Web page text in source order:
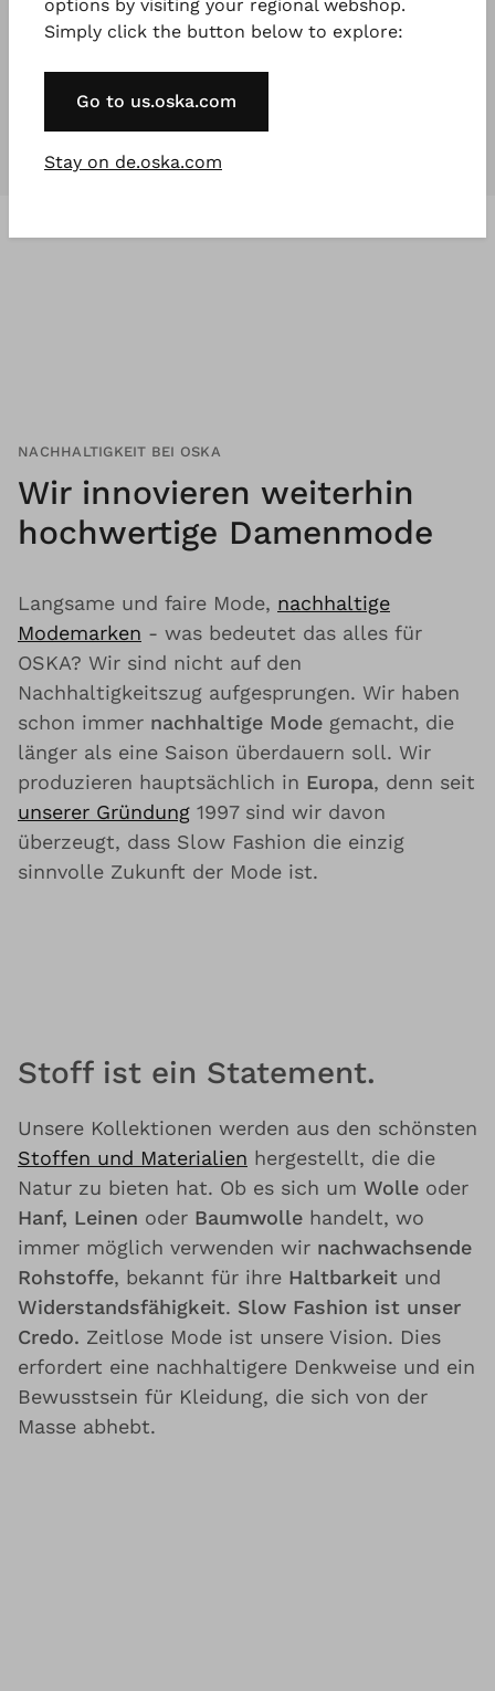
Unsere Kollektionensind fürjeden
der etwas Besonderes will.
NACHHALTIGKEIT BEI OSKA
Wir innovieren weiterhin
hochwertige Damenmode
Langsame und faire Mode, nachhaltige
Modemarken - was bedeutet das alles für
OSKA? Wir sind nicht auf den
Nachhaltigkeitszug aufgesprungen. Wir haben
schon immer nachhaltige Mode gemacht, die
länger als eine Saison überdauern soll. Wir
produzieren hauptsächlich in Europa, denn seit
unserer Gründung 1997 sind wir davon
überzeugt, dass Slow Fashion die einzig
sinnvolle Zukunft der Mode ist.
Stoff ist ein Statement.
Unsere Kollektionen werden aus den schönsten
Stoffen und Materialien hergestellt, die die
Natur zu bieten hat. Ob es sich um Wolle oder
Hanf, Leinen oder Baumwolle handelt, wo
immer möglich verwenden wir nachwachsende
Rohstoffe, bekannt für ihre Haltbarkeit und
Widerstandsfähigkeit. Slow Fashion ist unser
Credo. Zeitlose Mode ist unsere Vision. Dies
erfordert eine nachhaltigere Denkweise und ein
Bewusstsein für Kleidung, die sich von der
Masse abhebt.
options by visiting your regional webshop.
Simply click the button below to explore:
Go to us.oska.com
Stay on de.oska.com